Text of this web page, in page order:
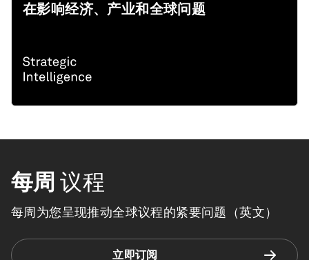
在影响经济、产业和全球问题
每周 议程
每周为您呈现推动全球议程的紧要问题（英文）
立即订阅